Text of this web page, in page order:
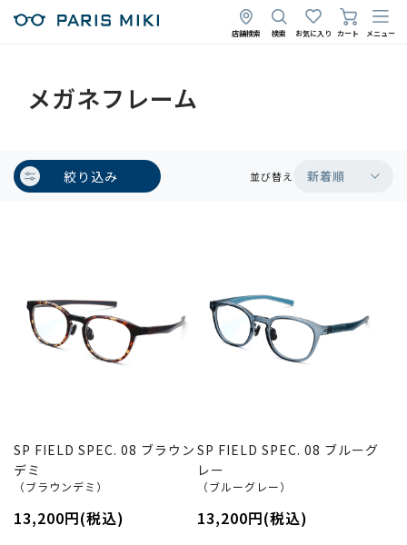
店舗検索 検索 お気に入り カート メニュー
メガネフレーム
絞り込み 並び替え 新着順
SP FIELD SPEC. 08 ブラウン
デミ
（ブラウンデミ）
13,200円(税込)
SP FIELD SPEC. 08 ブルーグ
レー
（ブルーグレー）
13,200円(税込)